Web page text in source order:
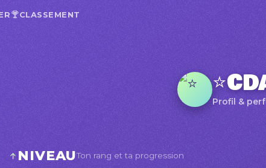
CLASSEMENT
Profil &
NIVEAUTon rang et ta progression